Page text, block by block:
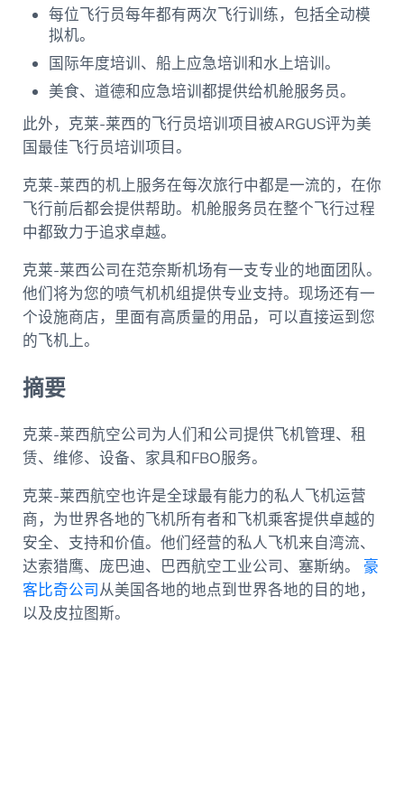
每位飞行员每年都有两次飞行训练，包括全动模
拟机。
国际年度培训、船上应急培训和水上培训。
美食、道德和应急培训都提供给机舱服务员。
此外，克莱-莱西的飞行员培训项目被ARGUS评为美
国最佳飞行员培训项目。
克莱-莱西的机上服务在每次旅行中都是一流的，在你
飞行前后都会提供帮助。机舱服务员在整个飞行过程
中都致力于追求卓越。
克莱-莱西公司在范奈斯机场有一支专业的地面团队。
他们将为您的喷气机机组提供专业支持。现场还有一
个设施商店，里面有高质量的用品，可以直接运到您
的飞机上。
摘要
克莱-莱西航空公司为人们和公司提供飞机管理、租
赁、维修、设备、家具和FBO服务。
克莱-莱西航空也许是全球最有能力的私人飞机运营
商，为世界各地的飞机所有者和飞机乘客提供卓越的
安全、支持和价值。他们经营的私人飞机来自湾流、
达索猎鹰、庞巴迪、巴西航空工业公司、塞斯纳。 豪
客比奇公司从美国各地的地点到世界各地的目的地，
以及皮拉图斯。